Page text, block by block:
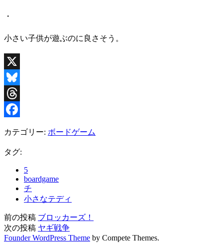
・
小さい子供が遊ぶのに良さそう。
X
Bluesky
Threads
カテゴリー: ボードゲーム
タグ:
5
boardgame
チ
小さなテディ
前の投稿 ブロッカーズ！
次の投稿 ヤギ戦争
Founder WordPress Theme by Compete Themes.